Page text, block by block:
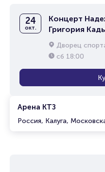
Арена КТЗ
Россия, Калуга,
24
окт.
Концерт
Григория
Дворец
сб 18:00